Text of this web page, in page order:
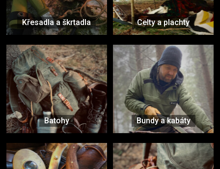
Křesadla a škrtadla Celty a plachty
Batohy Bundy a kabáty